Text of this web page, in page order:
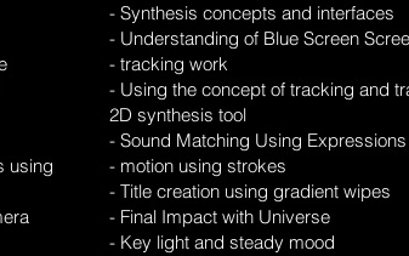
using
- Synthesis concepts and interfaces
- Understanding of Blue Screen
- tracking work
- Using the concept of tracking and
2D synthesis tool
- Sound Matching Using Expressions
- motion using strokes
- Title creation using gradient wipes
- Final Impact with Universe
- Key light and steady mood